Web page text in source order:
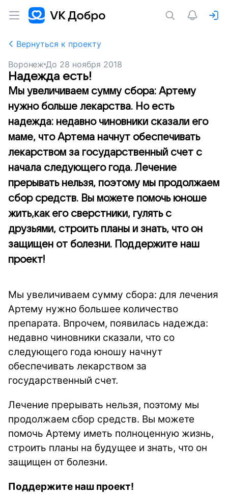
Вернуться к проекту
Воронеж До 28 ноября 2018
Надежда есть!
Мы увеличиваем сумму сбора: Артему
нужно больше лекарства. Но есть
надежда: недавно чиновники сказали его
маме, что Артема начнут обеспечивать
лекарством за государственный счет с
начала следующего года. Лечение
прерывать нельзя, поэтому мы продолжаем
сбор средств. Вы можете помочь юноше
жить,как его сверстники, гулять с
друзьями, строить планы и знать, что он
защищен от болезни. Поддержите наш
проект!
Мы увеличиваем сумму сбора: для лечения
Артему нужно большее количество
препарата. Впрочем, появилась надежда:
недавно чиновники сказали, что со
следующего года юношу начнут
обеспечивать лекарством за
государственный счет.
Лечение прерывать нельзя, поэтому мы
продолжаем сбор средств. Вы можете
помочь Артему иметь полноценную жизнь,
строить планы на будущее и знать, что он
защищен от болезни.
Поддержите наш проект!